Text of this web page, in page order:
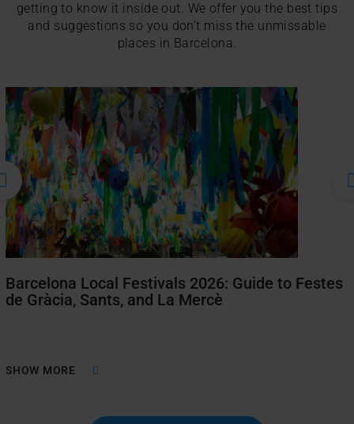
getting to know it inside out. We offer you the best tips
and suggestions so you don’t miss the unmissable
places in Barcelona.
Barcelona Local Festivals 2026: Guide to Festes
de Gràcia, Sants, and La Mercè
SHOW MORE